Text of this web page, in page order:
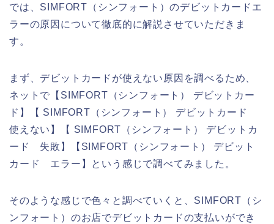
では、SIMFORT（シンフォート）のデビットカードエ
ラーの原因について徹底的に解説させていただきま
す。
まず、デビットカードが使えない原因を調べるため、
ネットで【SIMFORT（シンフォート） デビットカー
ド】【 SIMFORT（シンフォート） デビットカード
使えない】【 SIMFORT（シンフォート） デビットカ
ード 失敗】【SIMFORT（シンフォート） デビット
カード エラー】という感じで調べてみました。
そのような感じで色々と調べていくと、SIMFORT（シ
ンフォート）のお店でデビットカードの支払いができ